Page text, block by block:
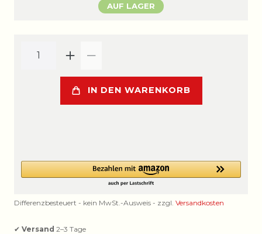
AUF LAGER
IN DEN WARENKORB
Differenzbesteuert - kein MwSt.-Ausweis - zzgl. Versandkosten
✔ Versand 2–3 Tage